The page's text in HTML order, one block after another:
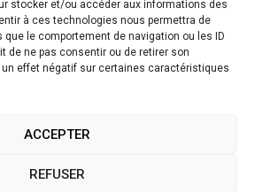
stocker et/ou accéder aux informations des
à ces technologies nous permettra de
le comportement de navigation ou les ID
de ne pas consentir ou de retirer son
effet négatif sur certaines caractéristiques
ACCEPTER
REFUSER
1220 Av. Taché
(Québec) G1R 3B4
418 529-4142
sujet du traitement ou de la mise à jour de vos